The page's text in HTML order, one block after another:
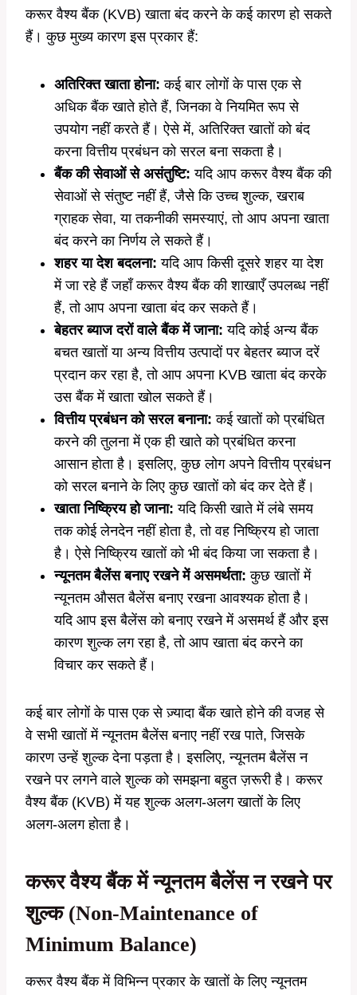
करूर वैश्य बैंक (KVB) खाता बंद करने के कई कारण हो सकते
हैं। कुछ मुख्य कारण इस प्रकार हैं:
अतिरिक्त खाता होना: कई बार लोगों के पास एक से
अधिक बैंक खाते होते हैं, जिनका वे नियमित रूप से
उपयोग नहीं करते हैं। ऐसे में, अतिरिक्त खातों को बंद
करना वित्तीय प्रबंधन को सरल बना सकता है।
बैंक की सेवाओं से असंतुष्टि: यदि आप करूर वैश्य बैंक की
सेवाओं से संतुष्ट नहीं हैं, जैसे कि उच्च शुल्क, खराब
ग्राहक सेवा, या तकनीकी समस्याएं, तो आप अपना खाता
बंद करने का निर्णय ले सकते हैं।
शहर या देश बदलना: यदि आप किसी दूसरे शहर या देश
में जा रहे हैं जहाँ करूर वैश्य बैंक की शाखाएँ उपलब्ध नहीं
हैं, तो आप अपना खाता बंद कर सकते हैं।
बेहतर ब्याज दरों वाले बैंक में जाना: यदि कोई अन्य बैंक
बचत खातों या अन्य वित्तीय उत्पादों पर बेहतर ब्याज दरें
प्रदान कर रहा है, तो आप अपना KVB खाता बंद करके
उस बैंक में खाता खोल सकते हैं।
वित्तीय प्रबंधन को सरल बनाना: कई खातों को प्रबंधित
करने की तुलना में एक ही खाते को प्रबंधित करना
आसान होता है। इसलिए, कुछ लोग अपने वित्तीय प्रबंधन
को सरल बनाने के लिए कुछ खातों को बंद कर देते हैं।
खाता निष्क्रिय हो जाना: यदि किसी खाते में लंबे समय
तक कोई लेनदेन नहीं होता है, तो वह निष्क्रिय हो जाता
है। ऐसे निष्क्रिय खातों को भी बंद किया जा सकता है।
न्यूनतम बैलेंस बनाए रखने में असमर्थता: कुछ खातों में
न्यूनतम औसत बैलेंस बनाए रखना आवश्यक होता है।
यदि आप इस बैलेंस को बनाए रखने में असमर्थ हैं और इस
कारण शुल्क लग रहा है, तो आप खाता बंद करने का
विचार कर सकते हैं।
कई बार लोगों के पास एक से ज़्यादा बैंक खाते होने की वजह से
वे सभी खातों में न्यूनतम बैलेंस बनाए नहीं रख पाते, जिसके
कारण उन्हें शुल्क देना पड़ता है। इसलिए, न्यूनतम बैलेंस न
रखने पर लगने वाले शुल्क को समझना बहुत ज़रूरी है। करूर
वैश्य बैंक (KVB) में यह शुल्क अलग-अलग खातों के लिए
अलग-अलग होता है।
करूर वैश्य बैंक में न्यूनतम बैलेंस न रखने पर
शुल्क (Non-Maintenance of
Minimum Balance)
करूर वैश्य बैंक में विभिन्न प्रकार के खातों के लिए न्यूनतम